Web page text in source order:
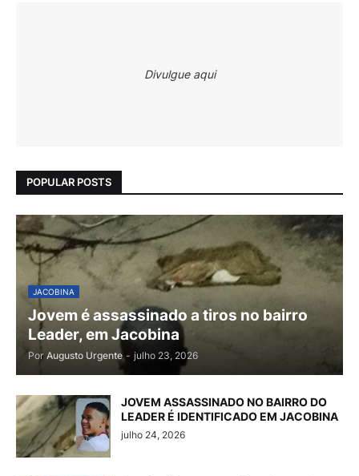
Divulgue aqui
POPULAR POSTS
JACOBINA
Jovem é assassinado a tiros no bairro
Leader, em Jacobina
Por Augusto Urgente - julho 23, 2026
JOVEM ASSASSINADO NO BAIRRO DO
LEADER É IDENTIFICADO EM JACOBINA
julho 24, 2026